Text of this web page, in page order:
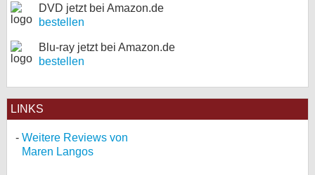
DVD jetzt bei Amazon.de
bestellen
Blu-ray jetzt bei Amazon.de
bestellen
LINKS
Weitere Reviews von
Maren Langos